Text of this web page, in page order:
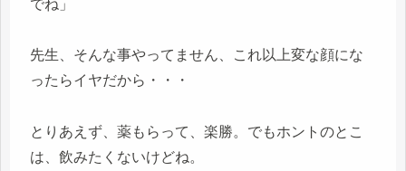
でね」
先生、そんな事やってません、これ以上変な顔にな
ったらイヤだから・・・
とりあえず、薬もらって、楽勝。でもホントのとこ
は、飲みたくないけどね。